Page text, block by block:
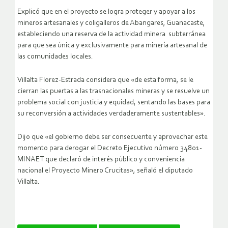
Explicó que en el proyecto se logra proteger y apoyar a los
mineros artesanales y coligalleros de Abangares, Guanacaste,
estableciendo una reserva de la actividad minera subterránea
para que sea única y exclusivamente para minería artesanal de
las comunidades locales.
Villalta Florez-Estrada considera que «de esta forma, se le
cierran las puertas a las trasnacionales mineras y se resuelve un
problema social con justicia y equidad, sentando las bases para
su reconversión a actividades verdaderamente sustentables».
Dijo que «el gobierno debe ser consecuente y aprovechar este
momento para derogar el Decreto Ejecutivo número 34801-
MINAET que declaró de interés público y conveniencia
nacional el Proyecto Minero Crucitas», señaló el diputado
Villalta.